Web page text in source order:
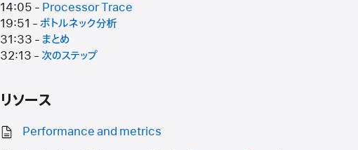
14:05 - Processor Trace
19:51 -ボトルネック分析
31:33 - まとめ
32:13 - 次のステップ
リソース
Performance and metrics